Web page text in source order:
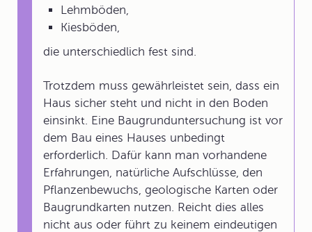
Lehmböden,
Kiesböden,
die unterschiedlich fest sind.
Trotzdem muss gewährleistet sein, dass ein
Haus sicher steht und nicht in den Boden
einsinkt. Eine Baugrunduntersuchung ist vor
dem Bau eines Hauses unbedingt
erforderlich. Dafür kann man vorhandene
Erfahrungen, natürliche Aufschlüsse, den
Pflanzenbewuchs, geologische Karten oder
Baugrundkarten nutzen. Reicht dies alles
nicht aus oder führt zu keinem eindeutigen